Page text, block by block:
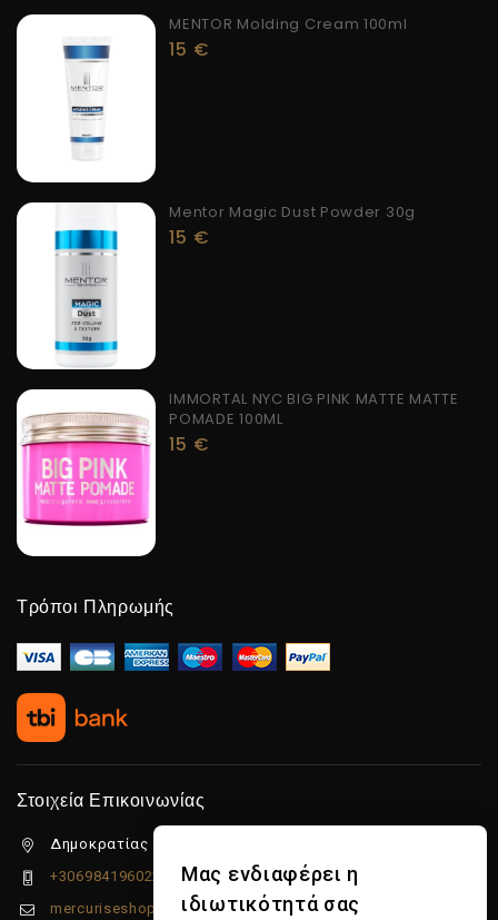
MENTOR Molding Cream 100ml
15 €
Mentor Magic Dust Powder 30g
15 €
IMMORTAL NYC BIG PINK MATTE MATTE
POMADE 100ML
15 €
Τρόποι Πληρωμής
Στοιχεία Επικοινωνίας
Δημοκρατίας 5β Λιμένας Χερσονήσου, 70014
+306984196022
mercuriseshop@gmail.com
Μας ενδιαφέρει η
ιδιωτικότητά σας